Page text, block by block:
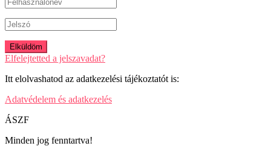
Elfelejtetted a jelszavadat?
Itt elolvashatod az adatkezelési tájékoztatót is:
Adatvédelem és adatkezelés
ÁSZF
Minden jog fenntartva!